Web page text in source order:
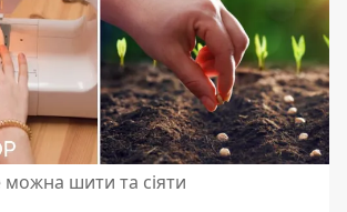
шити та сіяти